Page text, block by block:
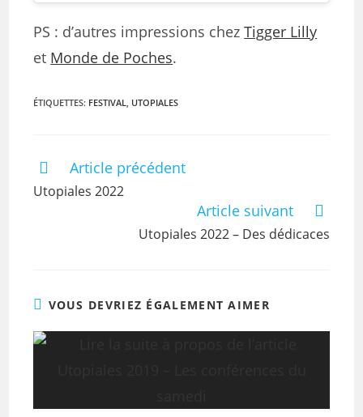
PS : d’autres impressions chezTigger Lilly
et Monde de Poches.
ÉTIQUETTES: FESTIVAL UTOPIALES
Article précédent
Utopiales 2022
Article suivant
Utopiales 2022 – Des dédicaces
VOUS DEVRIEZ ÉGALEMENT AIMER